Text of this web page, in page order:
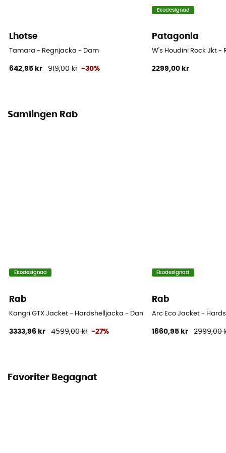
Fickor
2 fickor
Lhotse
Tamara - Regnjacka - Dam
642,95 kr 919,00 kr -30%
Ekodesignad
Patagonia
W's Houdini Rock Jkt -
2299,00 kr
Samlingen Rab
Ekodesignad
Rab
Kangri GTX Jacket - Hardshelljacka - Dam
3333,96 kr 4599,00 kr -27%
Ekodesignad
Rab
Arc Eco Jacket -
1660,95 kr 2999,00
Favoriter Begagnat